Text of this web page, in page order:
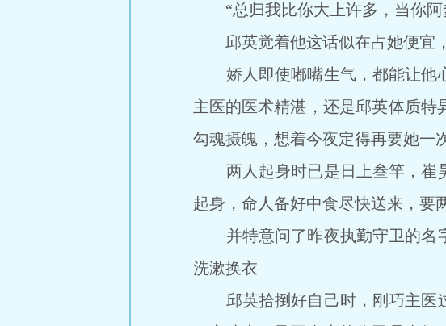
“总归我比你大上许多，当你阿
邱英觉着他这话似在占她便宜
娇人即使嘟嘴生气，都能让他心
主医的医术精湛，还是邱英体质
勾魂摄魄，想着今夜定得再要她一
两人起身时已是日上叁竿，崔昊
起身，命人备好中食尽快送来，要
并特意问了昨夜执勤守卫的名字
洗漱换衣
邱英拾捯好自己时，刚巧主医过